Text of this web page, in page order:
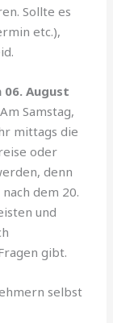
Sollte es
etc.),
06. August
Samstag,
mittags die
oder
denn
dem 20.
und
gibt.
selbst